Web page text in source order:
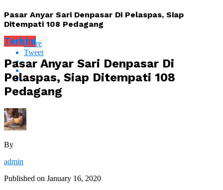
Pasar Anyar Sari Denpasar Di Pelaspas, Siap
Ditempati 108 Pedagang
Share
Tweet
Terkini
Pasar Anyar Sari Denpasar Di
Pelaspas, Siap Ditempati 108
Pedagang
By
admin
Published on January 16, 2020